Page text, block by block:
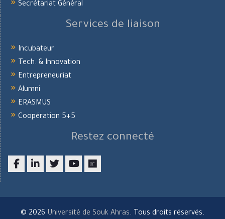
Secrétariat Général
Services de liaison
Incubateur
Tech. & Innovation
Entrepreneuriat
Alumni
ERASMUS
Coopération 5+5
Restez connecté
© 2026 Université de Souk Ahras. Tous droits réservés.